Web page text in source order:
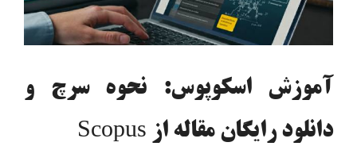
آموزش اسکوپوس: نحوه سرچ و
دانلود رایگان مقاله از Scopus